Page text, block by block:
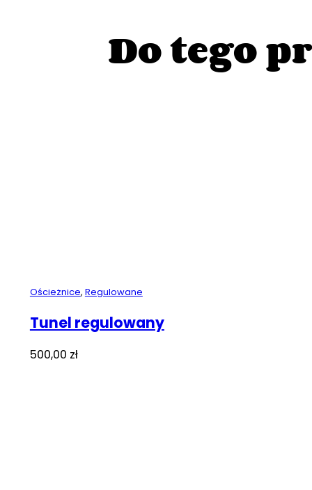
Do tego
Ościeżnice, Regulowane
Tunel regulowany
500,00 zł